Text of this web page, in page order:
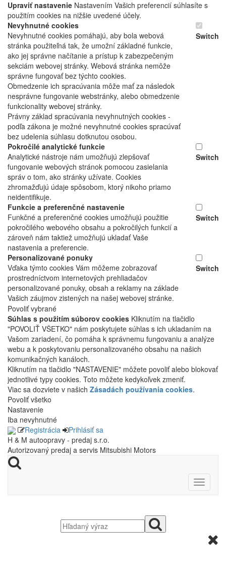
Upraviť nastavenie Nastavením Vašich preferencií súhlasíte s
použitím cookies na nižšie uvedené účely.
Nevyhnutné cookies
Nevyhnutné cookies pomáhajú, aby bola webová
stránka použiteľná tak, že umožní základné funkcie,
ako jej správne načítanie a prístup k zabezpečeným
sekciám webovej stránky. Webová stránka nemôže
správne fungovať bez týchto cookies.
Obmedzenie ich spracúvania môže mať za následok
nesprávne fungovanie webstránky, alebo obmedzenie
funkcionality webovej stránky.
Právny základ spracúvania nevyhnutných cookies -
podľa zákona je možné nevyhnutné cookies spracúvať
bez udelenia súhlasu dotknutou osobou.
Switch
Pokročilé analytické funkcie
Analytické nástroje nám umožňujú zlepšovať
fungovanie webových stránok pomocou zasielania
správ o tom, ako stránky užívate. Cookies
zhromažďujú údaje spôsobom, ktorý nikoho priamo
neidentifikuje.
Switch
Funkcie a preferenčné nastavenie
Funkčné a preferenčné cookies umožňujú použitie
pokročilého webového obsahu a pokročilých funkcií a
zároveň nám taktiež umožňujú ukladať Vaše
nastavenia a preferencie.
Switch
Personalizované ponuky
Vďaka týmto cookies Vám môžeme zobrazovať
prostredníctvom internetových prehliadačov
personalizované ponuky, obsah a reklamy na základe
Vašich záujmov zistených na našej webovej stránke.
Switch
Povoliť vybrané
Súhlas s použitím súborov cookies Kliknutím na tlačidlo
"POVOLIŤ VŠETKO" nám poskytujete súhlas s ich ukladaním na
Vašom zariadení, čo pomáha k správnemu fungovaniu a analýze
webu a k poskytovaniu personalizovaného obsahu na našich
komunikačných kanáloch.
Kliknutím na tlačidlo "NASTAVENIE" môžete povoliť alebo blokovať
jednotlivé typy cookies. Toto môžete kedykoľvek zmeniť.
Viac sa dozviete v našich Zásadách používania cookies.
Povoliť všetko
Nastavenie
Iba nevyhnutné
Registrácia
Prihlásiť sa
H & M autoopravy - predaj s.r.o.
Autorizovaný predaj a servis Mitsubishi Motors